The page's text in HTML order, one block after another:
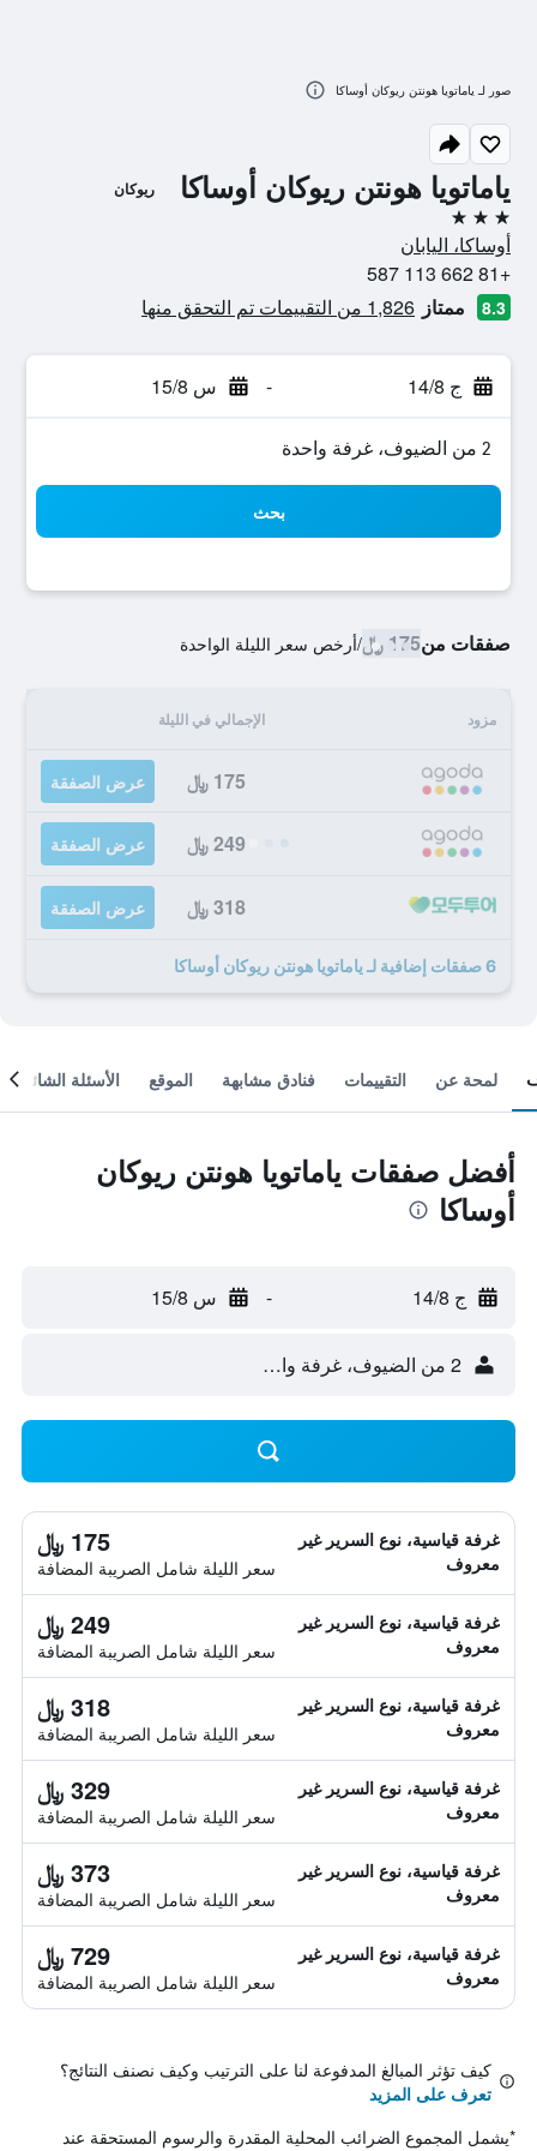
ياماتويا هونتن ريوكان أوساكا ريوكان
3 نجوم
أوساكا، اليابان
+81 662 113 587
8.3 ممتاز 1,826 من التقييمات تم التحقق منها
ج 14/8 - س 15/8
2 من الضيوف، غرفة واحدة
بحث
صفقات من175 ﷼ /أرخص سعر الليلة الواحدة
مزود الإجمالي في الليلة
175 ﷼ عرض الصفقة
249 ﷼ عرض الصفقة
318 ﷼ عرض الصفقة
6 صفقات إضافية لـ ياماتويا هونتن ريوكان أوساكا
صور لـ ياماتويا هونتن ريوكان أوساكا
لمحة عن التقييمات فنادق مشابهة الموقع الأسئلة الشائعة
أفضل صفقات ياماتويا هونتن ريوكان
أوساكا
ج 14/8 - س 15/8
2 من الضيوف، غرفة واحدة
غرفة قياسية، نوع السرير غير
معروف
175 ﷼
سعر الليلة شامل الصريبة المضافة
غرفة قياسية، نوع السرير غير
معروف
249 ﷼
سعر الليلة شامل الصريبة المضافة
غرفة قياسية، نوع السرير غير
معروف
318 ﷼
سعر الليلة شامل الصريبة المضافة
غرفة قياسية، نوع السرير غير
معروف
329 ﷼
سعر الليلة شامل الصريبة المضافة
غرفة قياسية، نوع السرير غير
معروف
373 ﷼
سعر الليلة شامل الصريبة المضافة
غرفة قياسية، نوع السرير غير
معروف
729 ﷼
سعر الليلة شامل الصريبة المضافة
كيف تؤثر المبالغ المدفوعة لنا على الترتيب وكيف نصنف النتائج؟
تعرف على المزيد
*يشمل المجموع الضرائب المحلية المقدرة والرسوم المستحقة عند